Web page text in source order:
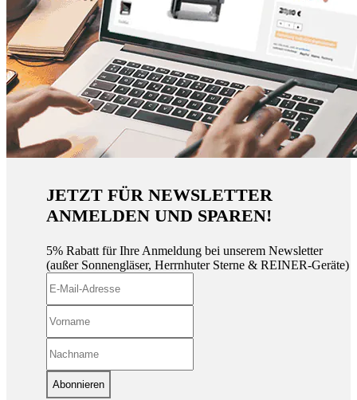
JETZT FÜR NEWSLETTER
ANMELDEN UND SPAREN!
5% Rabatt für Ihre Anmeldung bei unserem Newsletter
(außer Sonnengläser, Herrnhuter Sterne & REINER-Geräte)
Abonnieren